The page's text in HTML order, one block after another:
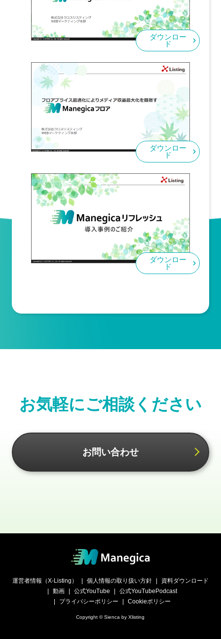
ダウンロー
ド
ダウンロー
ド
ダウンロー
ド
お気軽にご相談ください
お問い合わせ
運営者情報（X-Listing） 個人情報の取り扱い方針
資料ダウンロード
動画
公式YouTube
公式YouTubePodcast
プライバシーポリシー
Cookieポリシー
Copyright © Sienca by Xlisting